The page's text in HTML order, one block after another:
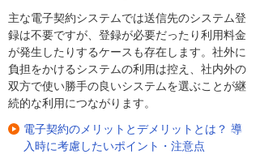
主な電子契約システムでは送信先のシステム登
録は不要ですが、登録が必要だったり利用料金
が発生したりするケースも存在します。社外に
負担をかけるシステムの利用は控え、社内外の
双方で使い勝手の良いシステムを選ぶことが継
続的な利用につながります。
電子契約のメリットとデメリットとは？ 導
入時に考慮したいポイント・注意点